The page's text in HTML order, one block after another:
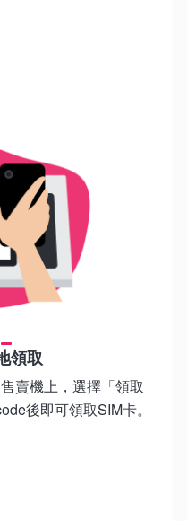
領取
賣機上，選擇「領取
後即可領取SIM卡。